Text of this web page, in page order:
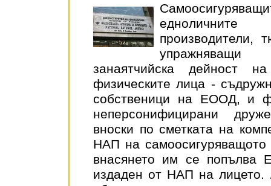
едноличните
производители,
занаятчийска дейност
физическите лица -
собственици на ЕООД, и
неперсонифицирани
вноски по сметката на
НАП на самоосигуряващото
внасянето им се
издаден от НАП на лицето.